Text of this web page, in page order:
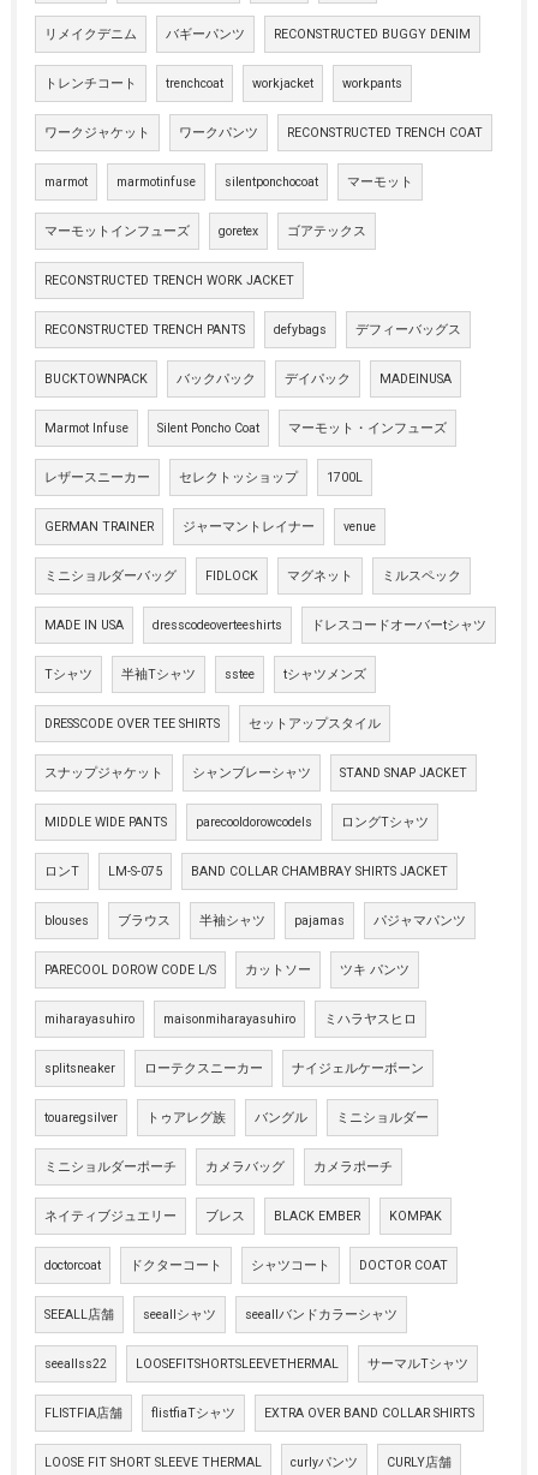
リメイクデニム バギーパンツ RECONSTRUCTED BUGGY DENIM
トレンチコート trenchcoat workjacket workpants
ワークジャケット ワークパンツ RECONSTRUCTED TRENCH COAT
marmot marmotinfuse silentponchocoat マーモット
マーモットインフューズ goretex ゴアテックス
RECONSTRUCTED TRENCH WORK JACKET
RECONSTRUCTED TRENCH PANTS defybags デフィーバッグス
BUCKTOWNPACK バックパック デイパック MADEINUSA
Marmot Infuse Silent Poncho Coat マーモット・インフューズ
レザースニーカー セレクトッショップ 1700L
GERMAN TRAINER ジャーマントレイナー venue
ミニショルダーバッグ FIDLOCK マグネット ミルスペック
MADE IN USA dresscodeoverteeshirts ドレスコードオーバーtシャツ
Tシャツ 半袖Tシャツ sstee tシャツメンズ
DRESSCODE OVER TEE SHIRTS セットアップスタイル
スナップジャケット シャンブレーシャツ STAND SNAP JACKET
MIDDLE WIDE PANTS parecooldorowcodels ロングTシャツ
ロンT LM-S-075 BAND COLLAR CHAMBRAY SHIRTS JACKET
blouses ブラウス 半袖シャツ pajamas パジャマパンツ
PARECOOL DOROW CODE L/S カットソー ツキ パンツ
miharayasuhiro maisonmiharayasuhiro ミハラヤスヒロ
splitsneaker ローテクスニーカー ナイジェルケーボーン
touaregsilver トゥアレグ族 バングル ミニショルダー
ミニショルダーポーチ カメラバッグ カメラポーチ
ネイティブジュエリー ブレス BLACK EMBER KOMPAK
doctorcoat ドクターコート シャツコート DOCTOR COAT
SEEALL店舗 seeallシャツ seeallバンドカラーシャツ
seeallss22 LOOSEFITSHORTSLEEVETHERMAL サーマルTシャツ
FLISTFIA店舗 flistfiaTシャツ EXTRA OVER BAND COLLAR SHIRTS
LOOSE FIT SHORT SLEEVE THERMAL curlyパンツ CURLY店舗